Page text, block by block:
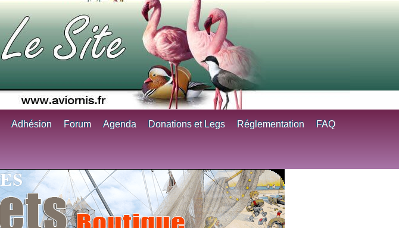
Adhésion Forum Agenda Donations et Legs Réglementation FAQ